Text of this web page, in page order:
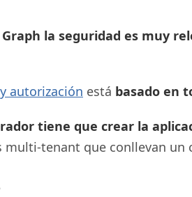
la seguridad es muy
autorización está basado en
tiene que crear la
multi-tenant que conllevan